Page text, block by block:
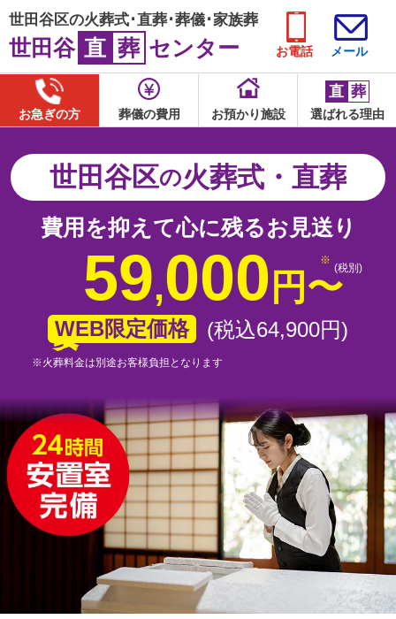
世田谷区の火葬式･直葬･葬儀･家族葬
世田谷 直 葬 センター お電話 メール
お急ぎの方 葬儀の費用 お預かり施設
直 葬
選ばれる理由
世田谷区の火葬式・直葬
費用を抑えて心に残るお見送り
59,000 円〜(税別)
WEB限定価格 (税込64,900円)
※火葬料金は別途お客様負担となります